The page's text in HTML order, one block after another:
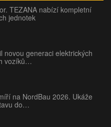
TEZANA nabízí kompletní
jednotek
novou generaci elektrických
vozíků…
na NordBau 2026. Ukáže
do…